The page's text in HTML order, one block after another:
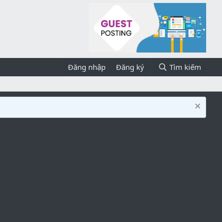
Đăng nhập Đăng ký Tìm kiếm